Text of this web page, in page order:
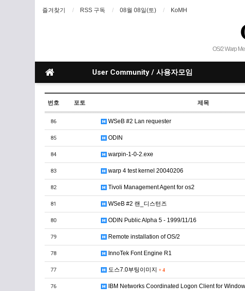
즐겨찾기 RSS 구독 08월 08일(토) KoMH
OS/2 Warp
User Community / 사용자모임
번호 포토 제목
86 WSeB #2 Lan requester
85 ODIN
84 warpin-1-0-2.exe
83 warp 4 test kernel 20040206
82 Tivoli Management Agent for os2
81 WSeB #2 랜_디스턴즈
80 ODIN Public Alpha 5 - 1999/11/16
79 Remote installation of OS/2
78 InnoTek Font Engine R1
77 도스7.0부팅이미지 + 4
76 IBM Networks Coordinated Logon Client for